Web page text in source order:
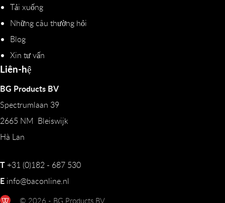
Tải xuống
Những câu thường hỏi
Blog
Xin tư vấn
Liên-hệ
BG Products BV
Spectrumlaan 39
2665 NM Bleiswijk
Hà Lan
T+31 (0)182 - 687 530
E info@baconline.nl
© 2026 - BG Products BV